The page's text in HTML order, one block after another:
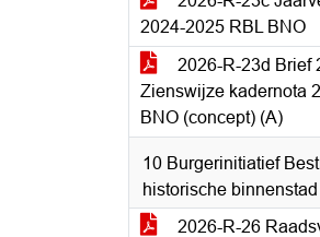
2024-2025 RBL BNO
2026-R-23d Brief
Zienswijze kadernota
BNO (concept) (A)
10 Burgerinitiatief
historische
2026-R-26